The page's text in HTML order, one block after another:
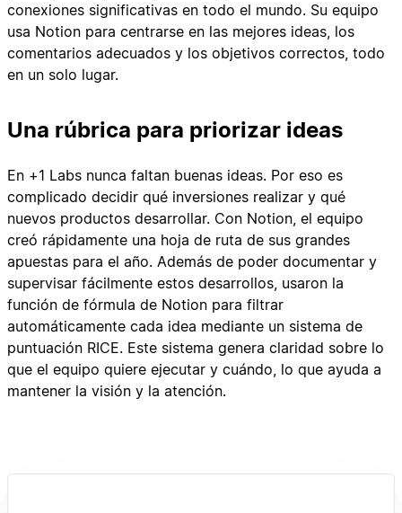
conexiones significativas en todo el mundo. Su equipo
usa Notion para centrarse en las mejores ideas, los
comentarios adecuados y los objetivos correctos, todo
en un solo lugar.
Una rúbrica para priorizar ideas
En +1 Labs nunca faltan buenas ideas. Por eso es
complicado decidir qué inversiones realizar y qué
nuevos productos desarrollar. Con Notion, el equipo
creó rápidamente una hoja de ruta de sus grandes
apuestas para el año. Además de poder documentar y
supervisar fácilmente estos desarrollos, usaron la
función de fórmula de Notion para filtrar
automáticamente cada idea mediante un sistema de
puntuación RICE. Este sistema genera claridad sobre lo
que el equipo quiere ejecutar y cuándo, lo que ayuda a
mantener la visión y la atención.